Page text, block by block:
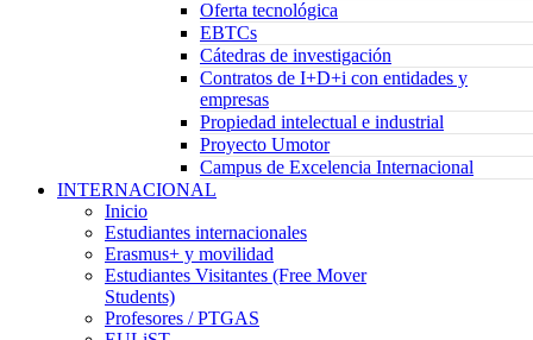
Oferta tecnológica
EBTCs
Cátedras de investigación
Contratos de I+D+i con entidades y
empresas
Propiedad intelectual e industrial
Proyecto Umotor
Campus de Excelencia Internacional
INTERNACIONAL
Inicio
Estudiantes internacionales
Erasmus+ y movilidad
Estudiantes Visitantes (Free Mover
Students)
Profesores / PTGAS